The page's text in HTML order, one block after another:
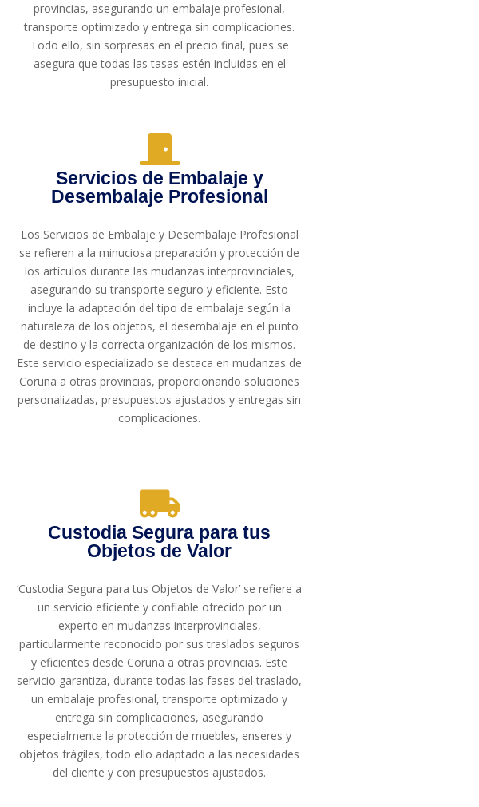
provincias, asegurando un embalaje profesional,
transporte optimizado y entrega sin complicaciones.
Todo ello, sin sorpresas en el precio final, pues se
asegura que todas las tasas estén incluidas en el
presupuesto inicial.
Servicios de Embalaje y
Desembalaje Profesional
Los Servicios de Embalaje y Desembalaje Profesional
se refieren a la minuciosa preparación y protección de
los artículos durante las mudanzas interprovinciales,
asegurando su transporte seguro y eficiente. Esto
incluye la adaptación del tipo de embalaje según la
naturaleza de los objetos, el desembalaje en el punto
de destino y la correcta organización de los mismos.
Este servicio especializado se destaca en mudanzas de
Coruña a otras provincias, proporcionando soluciones
personalizadas, presupuestos ajustados y entregas sin
complicaciones.
Custodia Segura para tus
Objetos de Valor
‘Custodia Segura para tus Objetos de Valor’ se refiere a
un servicio eficiente y confiable ofrecido por un
experto en mudanzas interprovinciales,
particularmente reconocido por sus traslados seguros
y eficientes desde Coruña a otras provincias. Este
servicio garantiza, durante todas las fases del traslado,
un embalaje profesional, transporte optimizado y
entrega sin complicaciones, asegurando
especialmente la protección de muebles, enseres y
objetos frágiles, todo ello adaptado a las necesidades
del cliente y con presupuestos ajustados.